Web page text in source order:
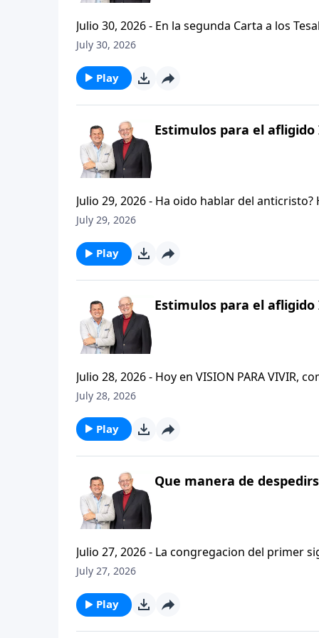
Julio 30, 2026 - En la segunda Carta a los
permanezcan firmes y aferrados a las
del mensaje que comenzamos hace un par
July 30, 2026
Play
Estimulos para el
Julio 29, 2026 - Ha oido hablar del
que se refiere la Biblia cuando usa la palabra
capitulo de 2 Tesalonicenses y escuchemos
AFLIGIDO.
July 29, 2026
Play
Estimulos para el afligido
Julio 28, 2026 - Hoy en VISION PARA
CRISTIANISMO FIRME: UN ESTUDIO DE 2
el pastor Carlos A. Zazueta titulo: "ESTIMULOS
July 28, 2026
Play
Que manera de
Julio 27, 2026 - La congregacion del primer
interpersonales cristianas y genuinas. Se afirmaban mutuamente. Daban cuentas de si mismos unos con
que significa desarrollar relaciones
July 27, 2026
Play